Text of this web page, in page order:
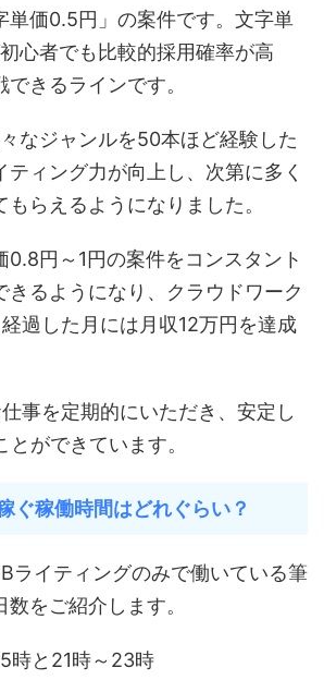
単価0.5円」の案件です。文字単
心者でも比較的採用確率が高
きるラインです。
なジャンルを50本ほど経験した
ティング力が向上し、次第に多く
らえるようになりました。
0.8円～1円の案件をコンスタント
きるようになり、クラウドワーク
過した月には月収12万円を達成
事を定期的にいただき、安定し
ができています。
ぐ稼働時間はどれぐらい？
ライティングのみで働いている筆
をご紹介します。
時と21時～23時